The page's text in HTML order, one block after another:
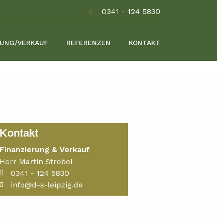
0341 - 124 5830
VERKAUF REFERENZEN KONTAKT
Kontakt
Finanzierung & Verkauf
Herr Martin Strobel
0341 - 124 5830
info@d-s-leipzig.de